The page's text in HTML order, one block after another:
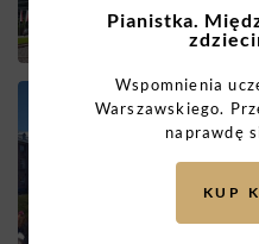
Pianistka.
Wspomnienia
Warszawskiego.
naprawdę
KUP